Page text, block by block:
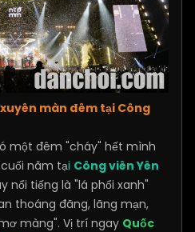
xuyên màn đêm tại Công
một đêm "cháy" hết mình
năm tại Công viên Yên
nổi tiếng là "lá phổi xanh"
thoáng đãng, lãng mạn,
màng". Vị trí ngay Quốc